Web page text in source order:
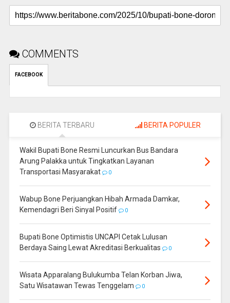
COMMENTS
FACEBOOK
BERITA TERBARU BERITA POPULER
Wakil Bupati Bone Resmi Luncurkan Bus Bandara
Arung Palakka untuk Tingkatkan Layanan
Transportasi Masyarakat
0
Wabup Bone Perjuangkan Hibah Armada Damkar,
Kemendagri Beri Sinyal Positif
0
Bupati Bone Optimistis UNCAPI Cetak Lulusan
Berdaya Saing Lewat Akreditasi Berkualitas
0
Wisata Apparalang Bulukumba Telan Korban Jiwa,
Satu Wisatawan Tewas Tenggelam
0